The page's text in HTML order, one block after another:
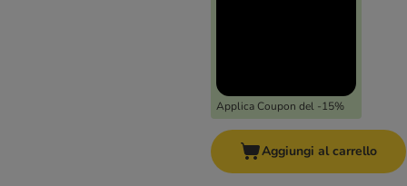
Applica Coupon del -15%
Aggiungi al carrello